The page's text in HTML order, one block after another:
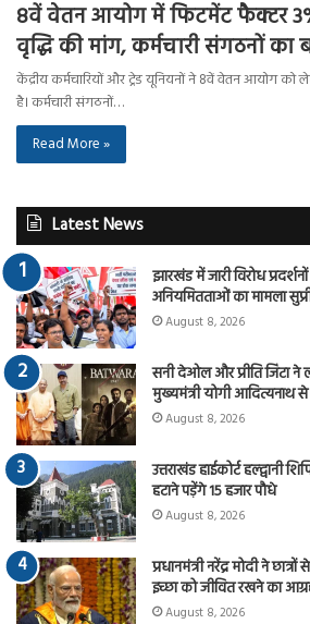
8वें वेतन आयोग में फिटमेंट फैक्टर
वृद्धि की मांग, कर्मचारी संगठनों का
केंद्रीय कर्मचारियों और ट्रेड यूनियनों ने 8वें वेतन आयोग
है। कर्मचारी संगठनों…
Read More »
Latest News
झारखंड में जारी विरोध
अनियमितताओं का मामला
August 8, 2026
सनी देओल और प्रीति जिंटा
मुख्यमंत्री योगी आदित्यनाथ
August 8, 2026
उत्तराखंड हाईकोर्ट हल्द्वानी
हटाने पड़ेंगे 15 हजार पौधे
August 8, 2026
प्रधानमंत्री नरेंद्र मोदी ने
इच्छा को जीवित रखने का
August 8, 2026